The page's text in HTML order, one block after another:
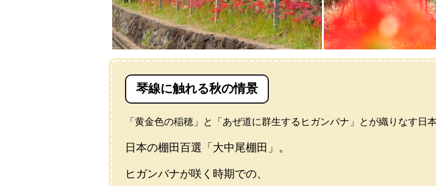
琴線に触れる秋の情景
「黄金色の稲穂」と「あぜ道に群生するヒガンバナ」とが織りなす日本
日本の棚田百選「大中尾棚田」。
ヒガンバナが咲く時期での、